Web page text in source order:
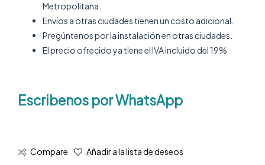
Metropolitana.
Envíos a otras ciudades tienen un costo adicional.
Pregúntenos por la instalación en otras ciudades.
El precio ofrecido ya tiene el IVA incluido del 19%
Escribenos por WhatsApp
Compare Añadir a la lista de deseos